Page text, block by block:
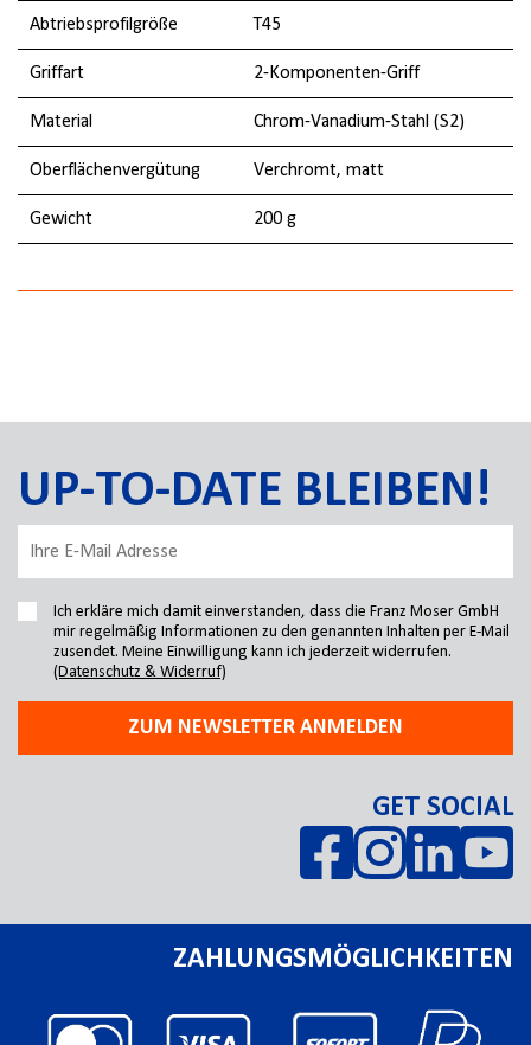
Abtriebsprofilgröße T45
Griffart 2-Komponenten-Griff
Material Chrom-Vanadium-Stahl (S2)
Oberflächenvergütung Verchromt, matt
Gewicht 200 g
UP-TO-DATE BLEIBEN!
Ich erkläre mich damit einverstanden, dass die Franz Moser GmbH
mir regelmäßig Informationen zu den genannten Inhalten per E-Mail
zusendet. Meine Einwilligung kann ich jederzeit widerrufen.
(Datenschutz & Widerruf)
ZUM NEWSLETTER ANMELDEN
GET SOCIAL
ZAHLUNGSMÖGLICHKEITEN